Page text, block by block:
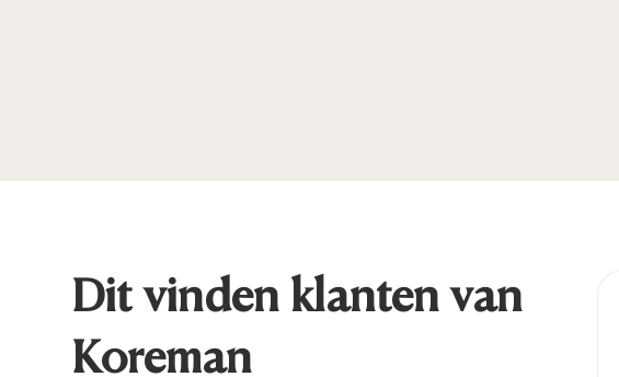
Dit vinden klanten van
Koreman